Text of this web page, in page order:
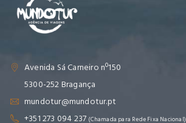
Avenida Sá Carneiro nº150
5300-252 Bragança
mundotur@mundotur.pt
+351 273 094 237 (Chamada para Rede Fixa Nacional)